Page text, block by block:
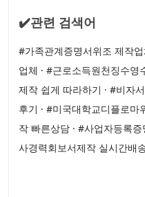
✔️관련 검색어
#가족관계증명서위조 제작
업체 · #근로소득원천징수영
제작 쉽게 따라하기 · #비자
후기 · #미국대학교디플로마
작 빠른상담 · #사업자등록
사경력회보서제작 실시간배